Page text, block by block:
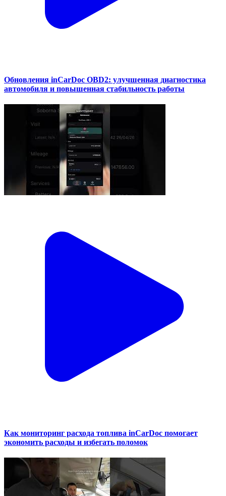
Обновления inCarDoc OBD2: улучшенная диагностика
автомобиля и повышенная стабильность работы
Как мониторинг расхода топлива inCarDoc помогает
экономить расходы и избегать поломок